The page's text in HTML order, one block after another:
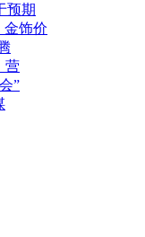
预期
金饰价
营
”